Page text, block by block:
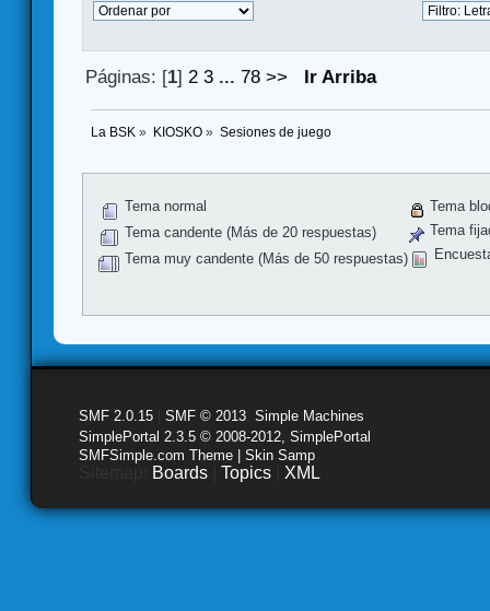
Páginas: [1] 2 3 ...78 >> Ir Arriba
La BSK » KIOSKO» Sesiones de juego
Tema normal
Tema candente (Más de 20 respuestas)
Tema muy candente (Más de 50 respuestas)
Tema
Tema
SMF 2.0.15 SMF © 2013 Simple Machines
SimplePortal 2.3.5 © 2008-2012, SimplePortal
SMFSimple.com Theme | Skin Samp
Boards Topics XML